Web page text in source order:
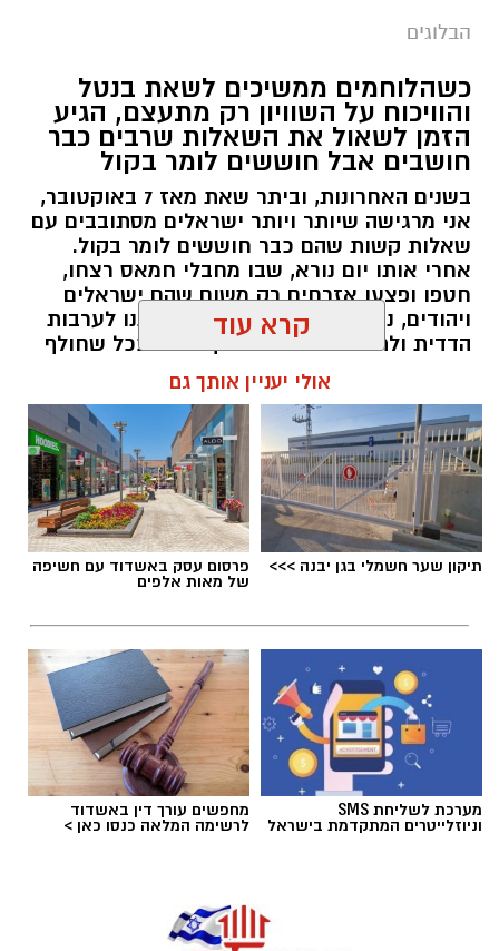
‏כדי לעקוב אחרי הערוץ גן יבנה נט ב-WhatsApp
לחצו כאן
יש לכם מידע חשוב שטרם נחשף? צילומים מאירוע
חדשותי? מצאתם טעות בכתבה? נשמח שתשתפו
אותנו
הבלוגים
כשהלוחמים ממשיכים לשאת בנטל
והוויכוח על השוויון רק מתעצם, הגיע
הזמן לשאול את השאלות שרבים כבר
חושבים אבל חוששים לומר בקול
בשנים האחרונות, וביתר שאת מאז 7 באוקטובר,
אני מרגישה שיותר ויותר ישראלים מסתובבים עם
שאלות קשות שהם כבר חוששים לומר בקול.
אחרי אותו יום נורא, שבו מחבלי חמאס רצחו,
חטפו ופצעו אזרחים רק משום שהם ישראלים
ויהודים, נדמה היה שהאסון יחזיר אותנו לערבות
הדדית ולתחושת גורל משותף. אבל ככל שחולף
הזמן, הוויכוחים סביב השוויון בנטל, הפטור מגיוס,
תקציבי הישיבות, נטל המס, קמפיינים ייעודיים
למגזרים מסוימים והמחאות נגד גיוס בני ישיבות
רק הולכים ומעמיקים. בזמן שהלוחמים
והמילואימניקים ממשיכים לשלם מחיר כבד כדי
להגן על כולנו, רבים שואלים האם האחריות
הלאומית מתחלקת באמת באופן שוויוני. זו אינה
קריאה נגד ציבור כזה או אחר, אלא קריאה
לעצור ולשאול האם מדינת ישראל עדיין מצליחה
לשמור על תחושת השותפות שעליה הוקמה, או
אלדה נתנאל / 09:24 26.06.26
תגים:חרדיים חיילים
קרא עוד
אולי יעניין אותך גם
תיקון שער חשמלי בגן יבנה >>> פרסום עסק באשדוד עם חשיפה
של מאות אלפים
מערכת לשליחת SMS
וניוזלייטרים המתקדמת בישראל
מחפשים עורך דין באשדוד
לרשימה המלאה כנסו כאן >